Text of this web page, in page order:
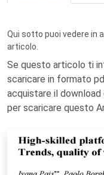
Qui sotto puoi vedere in
articolo.
Se questo articolo ti
scaricare in formato
acquistare il download
per scaricare questo